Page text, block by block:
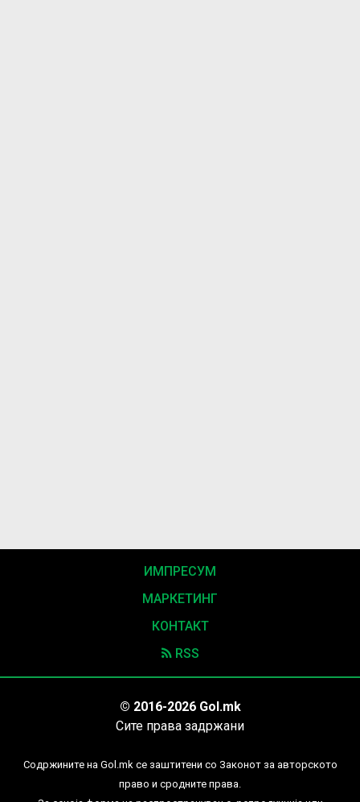
ИМПРЕСУМ
МАРКЕТИНГ
КОНТАКТ
RSS
© 2016-2026 Gol.mk
Сите права задржани
Содржините на Gol.mk се заштитени со Законот за авторското
право и сродните права.